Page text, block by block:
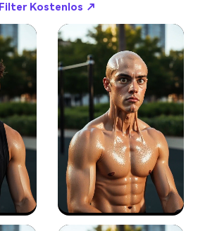
Filter Kostenlos ↗